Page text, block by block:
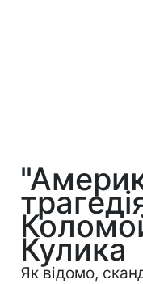
Кулика
Як відомо,